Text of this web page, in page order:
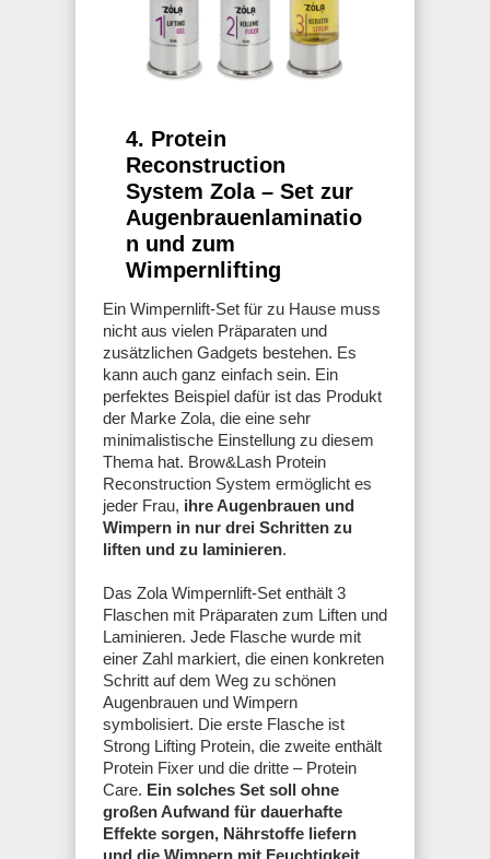
4. Protein
Reconstruction
System Zola – Set zur
Augenbrauenlaminatio
n und zum
Wimpernlifting
Ein Wimpernlift-Set für zu Hause muss
nicht aus vielen Präparaten und
zusätzlichen Gadgets bestehen. Es
kann auch ganz einfach sein. Ein
perfektes Beispiel dafür ist das Produkt
der Marke Zola, die eine sehr
minimalistische Einstellung zu diesem
Thema hat. Brow&Lash Protein
Reconstruction System ermöglicht es
jeder Frau, ihre Augenbrauen und
Wimpern in nur drei Schritten zu
liften und zu laminieren.
Das Zola Wimpernlift-Set enthält 3
Flaschen mit Präparaten zum Liften und
Laminieren. Jede Flasche wurde mit
einer Zahl markiert, die einen konkreten
Schritt auf dem Weg zu schönen
Augenbrauen und Wimpern
symbolisiert. Die erste Flasche ist
Strong Lifting Protein, die zweite enthält
Protein Fixer und die dritte – Protein
Care. Ein solches Set soll ohne
großen Aufwand für dauerhafte
Effekte sorgen, Nährstoffe liefern